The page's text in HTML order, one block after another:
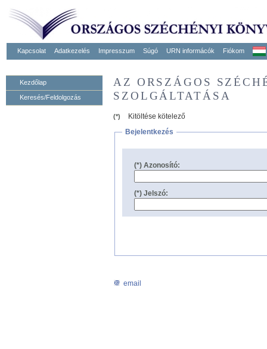
Kapcsolat Adatkezelés Impresszum Súgó URN informácók Fiókom
Kezdőlap
Keresés/Feldolgozás
AZ ORSZÁGOS
SZOLGÁLTATÁSA
(*)
Kitöltése kötelező
Bejelentkezés
(*) Azonosító:
(*) Jelszó:
email